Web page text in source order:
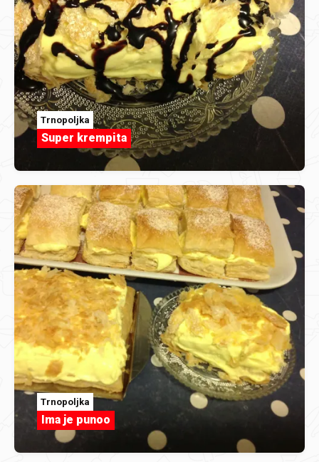
Trnopoljka
Super krempita
Trnopoljka
Ima je punoo